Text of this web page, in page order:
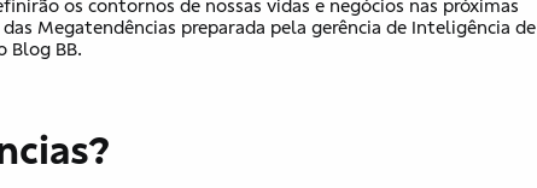
os contornos de nossas vidas e negócios nas próximas
Megatendências preparada pela gerência de Inteligência de
Blog BB.